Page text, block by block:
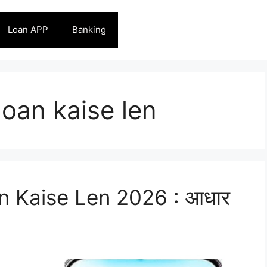
Loan APP Banking
kaise len
Kaise Len 2026 : आधार